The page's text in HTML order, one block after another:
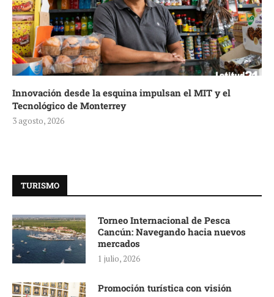
Innovación desde la esquina impulsan el MIT y el
Tecnológico de Monterrey
3 agosto, 2026
TURISMO
Torneo Internacional de Pesca
Cancún: Navegando hacia nuevos
mercados
1 julio, 2026
Promoción turística con visión